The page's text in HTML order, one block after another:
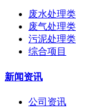
废水处理类
废气处理类
污泥处理类
综合项目
新闻资讯
公司资讯